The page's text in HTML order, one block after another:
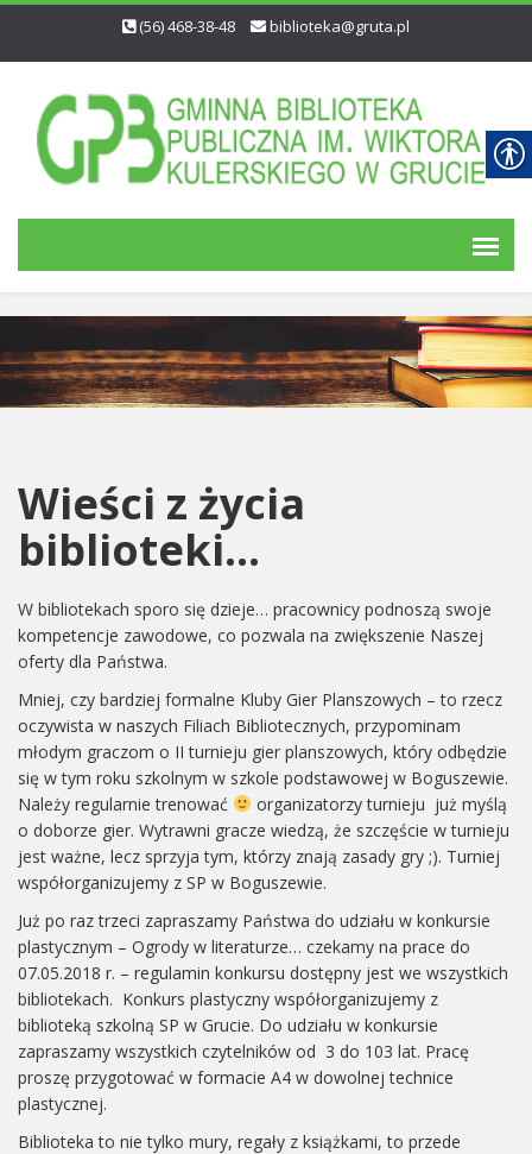
(56) 468-38-48 biblioteka@gruta.pl
Wieści z życia
biblioteki…
W bibliotekach sporo się dzieje… pracownicy podnoszą swoje
kompetencje zawodowe, co pozwala na zwiększenie Naszej
oferty dla Państwa.
Mniej, czy bardziej formalne Kluby Gier Planszowych – to rzecz
oczywista w naszych Filiach Bibliotecznych, przypominam
młodym graczom o II turnieju gier planszowych, który odbędzie
się w tym roku szkolnym w szkole podstawowej w Boguszewie.
Należy regularnie trenować
organizatorzy turnieju już myślą
o doborze gier. Wytrawni gracze wiedzą, że szczęście w turnieju
jest ważne, lecz sprzyja tym, którzy znają zasady gry ;). Turniej
współorganizujemy z SP w Boguszewie.
Już po raz trzeci zapraszamy Państwa do udziału w konkursie
plastycznym – Ogrody w literaturze… czekamy na prace do
07.05.2018 r. – regulamin konkursu dostępny jest we wszystkich
bibliotekach. Konkurs plastyczny współorganizujemy z
biblioteką szkolną SP w Grucie. Do udziału w konkursie
zapraszamy wszystkich czytelników od 3 do 103 lat. Pracę
proszę przygotować w formacie A4 w dowolnej technice
plastycznej.
Biblioteka to nie tylko mury, regały z książkami, to przede